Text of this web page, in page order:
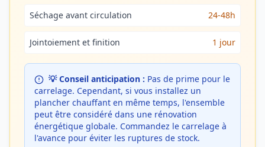
Séchage avant circulation 24-48h
Jointoiement et finition 1 jour
💡 Conseil anticipation : Pas de prime pour le
carrelage. Cependant, si vous installez un
plancher chauffant en même temps, l'ensemble
peut être considéré dans une rénovation
énergétique globale. Commandez le carrelage à
l'avance pour éviter les ruptures de stock.